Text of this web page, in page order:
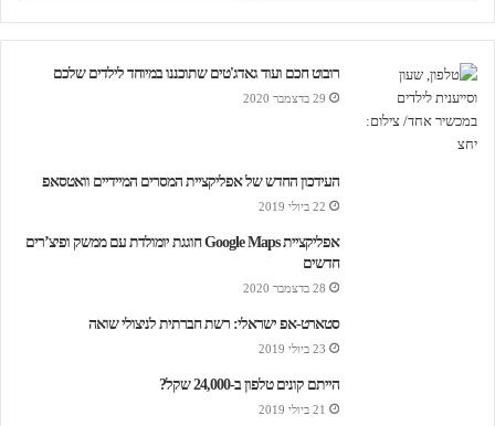
רובוט חכם ועוד גאדג'טים שתוכננו במיוחד לילדים שלכם
29 בדצמבר 2020
העידכון החדש של אפליקציית המסרים המיידיים וואטסאפ
22 ביולי 2019
אפליקציית Google Maps חוגגת יומולדת עם ממשק ופיצ’רים
חדשים
28 בדצמבר 2020
סטארט-אפ ישראלי: רשת חברתית לניצולי שואה
23 ביולי 2019
הייתם קונים טלפון ב-24,000 שקל?
21 ביולי 2019